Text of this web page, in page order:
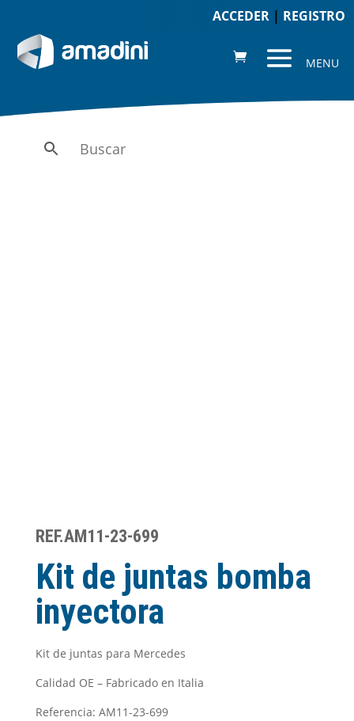
ACCEDER| REGISTRO
REF.AM11-23-699
Kit de juntas bomba
inyectora
Kit de juntas para Mercedes
Calidad OE – Fabricado en Italia
Referencia: AM11-23-699